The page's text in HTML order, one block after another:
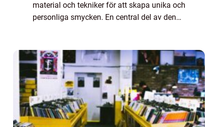
material och tekniker för att skapa unika och
personliga smycken. En central del av denna